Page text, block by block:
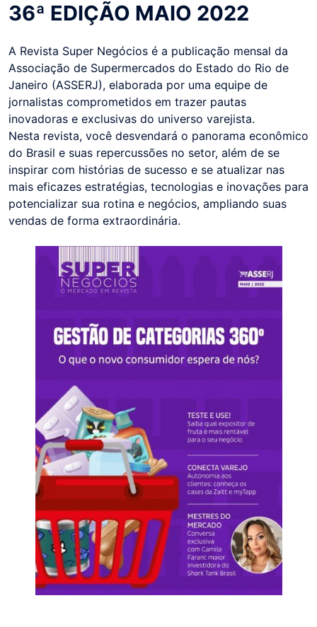
36ª EDIÇÃO MAIO 2022
A Revista Super Negócios é a publicação mensal da
Associação de Supermercados do Estado do Rio de
Janeiro (ASSERJ), elaborada por uma equipe de
jornalistas comprometidos em trazer pautas
inovadoras e exclusivas do universo varejista.
Nesta revista, você desvendará o panorama econômico
do Brasil e suas repercussões no setor, além de se
inspirar com histórias de sucesso e se atualizar nas
mais eficazes estratégias, tecnologias e inovações para
potencializar sua rotina e negócios, ampliando suas
vendas de forma extraordinária.